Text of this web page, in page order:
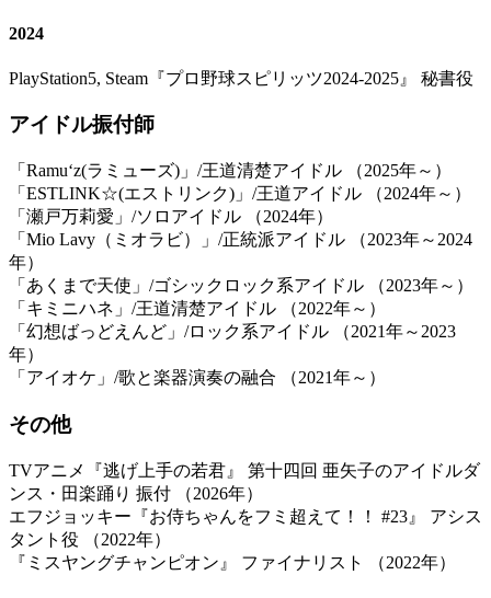
2024
PlayStation5, Steam『プロ野球スピリッツ2024-2025』 秘書役
アイドル振付師
「Ramu‘z(ラミューズ)」/王道清楚アイドル （2025年～）
「ESTLINK☆(エストリンク)」/王道アイドル （2024年～）
「瀬戸万莉愛」/ソロアイドル （2024年）
「Mio Lavy（ミオラビ）」/正統派アイドル （2023年～2024
年）
「あくまで天使」/ゴシックロック系アイドル （2023年～）
「キミニハネ」/王道清楚アイドル （2022年～）
「幻想ばっどえんど」/ロック系アイドル （2021年～2023
年）
「アイオケ」/歌と楽器演奏の融合 （2021年～）
その他
TVアニメ『逃げ上手の若君』 第十四回 亜矢子のアイドルダ
ンス・田楽踊り 振付 （2026年）
エフジョッキー『お侍ちゃんをフミ超えて！！ #23』 アシス
タント役 （2022年）
『ミスヤングチャンピオン』 ファイナリスト （2022年）